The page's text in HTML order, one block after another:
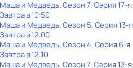
Маша и Медведь. Сезон 7. Серия 17-я
Завтра в 10:50
Маша и Медведь. Сезон 5. Серия 13-я
Завтра в 12:00
Маша и Медведь. Сезон 4. Серия 6-я
Завтра в 12:10
Маша и Медведь. Сезон 7. Серия 13-я